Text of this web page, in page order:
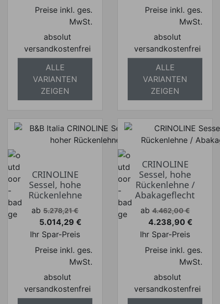
Preise inkl. ges.
MwSt.
absolut
versandkostenfrei
ALLE
VARIANTEN
ZEIGEN
Preise inkl. ges.
MwSt.
absolut
versandkostenfrei
ALLE
VARIANTEN
ZEIGEN
CRINOLINE
Sessel, hohe
Rückenlehne
Verkaufspreis
ab 5.278,21 €
Preis
5.014,29 €
Ihr Spar-Preis
Preise inkl. ges.
MwSt.
absolut
versandkostenfrei
CRINOLINE
Sessel, hohe
Rückenlehne /
Abakageflecht
Verkaufspreis
ab 4.462,00 €
Preis
4.238,90 €
Ihr Spar-Preis
Preise inkl. ges.
MwSt.
absolut
versandkostenfrei